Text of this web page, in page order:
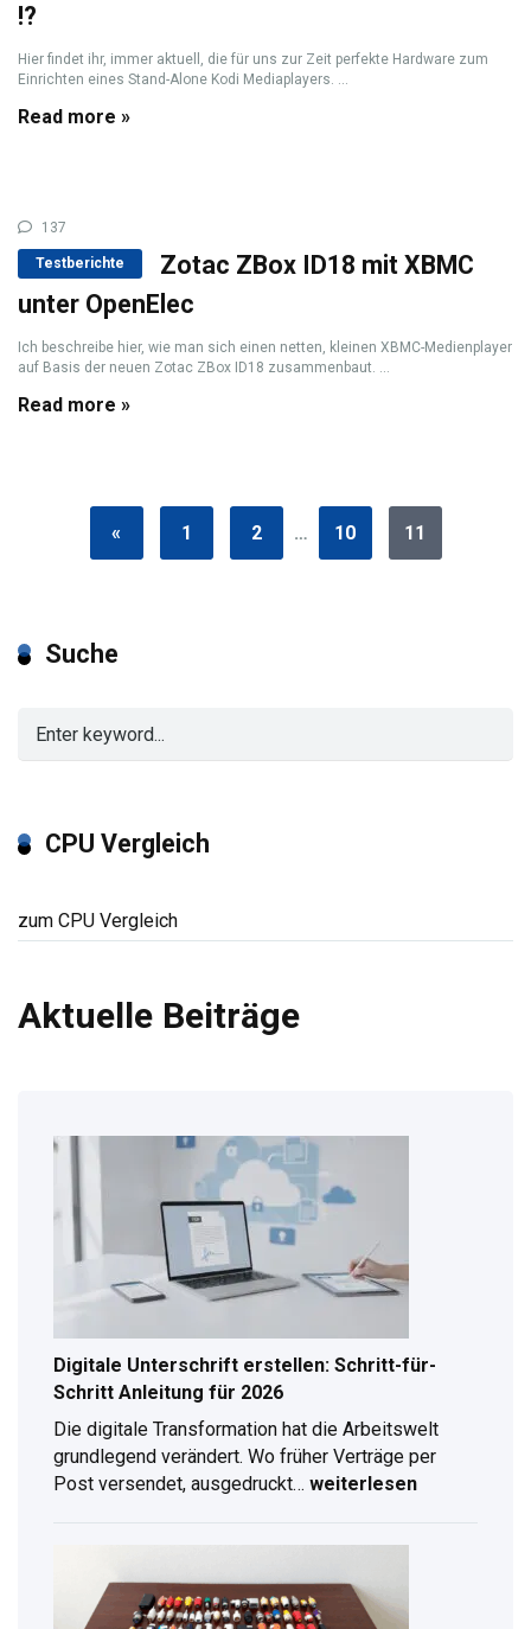
!?
Hier findet ihr, immer aktuell, die für uns zur Zeit perfekte Hardware zum
Einrichten eines Stand-Alone Kodi Mediaplayers. ...
Read more »
137
Testberichte
Zotac ZBox ID18 mit XBMC
unter OpenElec
Ich beschreibe hier, wie man sich einen netten, kleinen XBMC-Medienplayer
auf Basis der neuen Zotac ZBox ID18 zusammenbaut. ...
Read more »
« 1 2 … 10 11
Suche
CPU Vergleich
zum CPU Vergleich
Aktuelle Beiträge
Digitale Unterschrift erstellen: Schritt-für-
Schritt Anleitung für 2026
Die digitale Transformation hat die Arbeitswelt
grundlegend verändert. Wo früher Verträge per
Post versendet, ausgedruckt…
Schritt
weiterlesen